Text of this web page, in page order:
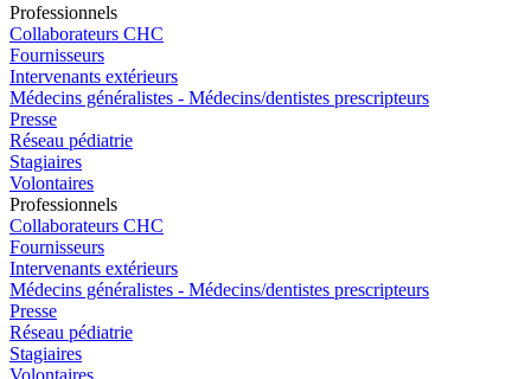
Professionnels
Collaborateurs CHC
Fournisseurs
Intervenants extérieurs
Médecins généralistes - Médecins/dentistes prescripteurs
Presse
Réseau pédiatrie
Stagiaires
Volontaires
Professionnels
Collaborateurs CHC
Fournisseurs
Intervenants extérieurs
Médecins généralistes - Médecins/dentistes prescripteurs
Presse
Réseau pédiatrie
Stagiaires
Volontaires